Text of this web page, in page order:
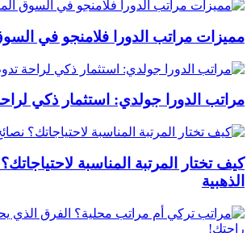
مميزات مراتب الدورا فلامنجو في
مراتب الدورا جولدي: استثمار ذكي
الذهبية